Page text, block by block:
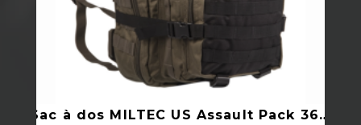
Sac à dos MILTEC US Assault Pack 36 Litres - Ranger Green...